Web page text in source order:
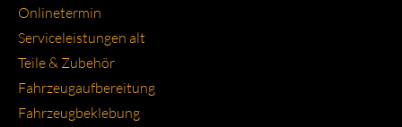
Online­ter­min
Ser­vice­leis­tun­gen alt
Tei­le & Zube­hör
Fahr­zeug­auf­be­rei­tung
Fahr­zeug­be­kle­bung